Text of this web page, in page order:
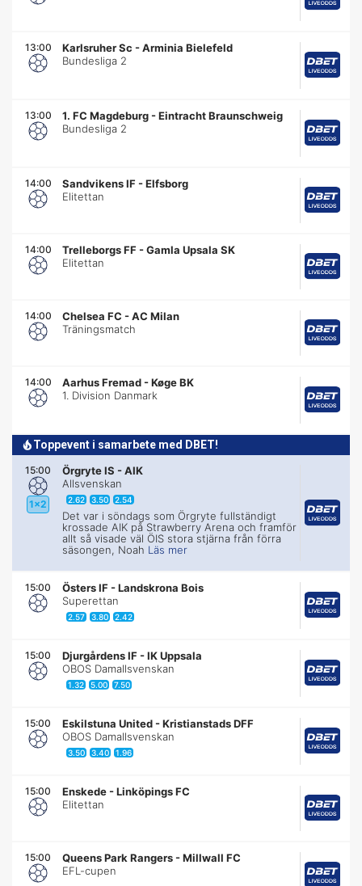
13:00 Karlsruher Sc -Arminia Bielefeld
Bundesliga 2
13:00 1. FC Magdeburg -Eintracht Braunschweig
Bundesliga 2
14:00 Sandvikens IF -Elfsborg
Elitettan
14:00 Trelleborgs FF -Gamla Upsala SK
Elitettan
14:00 Chelsea FC -AC Milan
Träningsmatch
14:00 Aarhus Fremad -Køge BK
1. Division Danmark
Toppevent i samarbete med DBET!
15:00
1x2
Örgryte IS -AIK
Allsvenskan
2.62 3.50 2.54
Det var i söndags som Örgryte fullständigt
krossade AIK på Strawberry Arena och framför
allt så visade väl ÖIS stora stjärna från förra
säsongen, Noah Läs mer
15:00 Östers IF -Landskrona Bois
Superettan
2.57 3.80 2.42
15:00 Djurgårdens IF -IK Uppsala
OBOS Damallsvenskan
1.32 5.00 7.50
15:00 Eskilstuna United -Kristianstads DFF
OBOS Damallsvenskan
3.50 3.40 1.96
15:00 Enskede -Linköpings FC
Elitettan
15:00 Queens Park Rangers -Millwall FC
EFL-cupen